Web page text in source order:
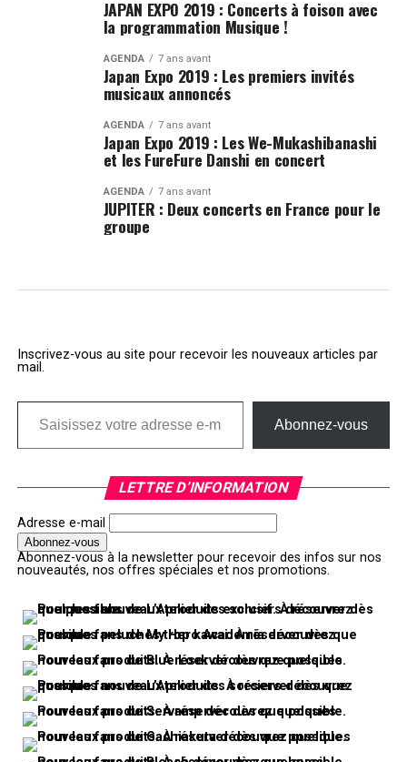
JAPAN EXPO 2019 : Concerts à foison avec
la programmation Musique !
AGENDA 7 ans avant
Japan Expo 2019 : Les premiers invités
musicaux annoncés
AGENDA 7 ans avant
Japan Expo 2019 : Les We-Mukashibanashi
et les FureFure Danshi en concert
AGENDA 7 ans avant
JUPITER : Deux concerts en France pour le
groupe
Inscrivez-vous au site pour recevoir les nouveaux articles par
mail.
Saisissez votre adresse e-mail…
Abonnez-vous
LETTRE D’INFORMATION
Adresse e-mail
Abonnez-vous à la newsletter pour recevoir des infos sur nos
nouveautés, nos offres spéciales et nos promotions.